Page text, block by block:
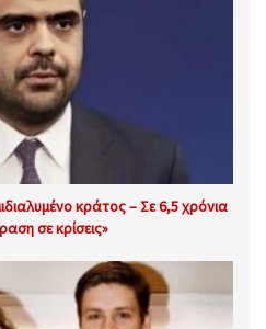
κράτος – Σε 6,5 χρόνια
σε κρίσεις»